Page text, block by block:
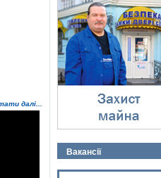
далі...
Захист майна
⇓
Вакансії